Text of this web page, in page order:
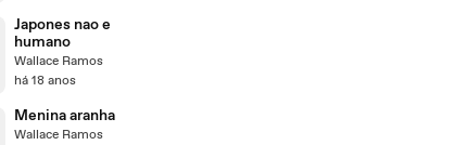
Japones nao e
humano
Wallace Ramos
há 18 anos
Menina aranha
Wallace Ramos